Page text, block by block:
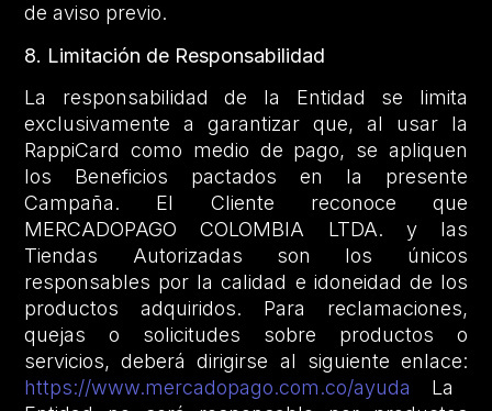
de aviso previo.
8. Limitación de Responsabilidad
La responsabilidad de la Entidad se limita
exclusivamente a garantizar que, al usar la
RappiCard como medio de pago, se apliquen
los Beneficios pactados en la presente
Campaña. El Cliente reconoce que
MERCADOPAGO COLOMBIA LTDA. y las
Tiendas Autorizadas son los únicos
responsables por la calidad e idoneidad de los
productos adquiridos. Para reclamaciones,
quejas o solicitudes sobre productos o
servicios, deberá dirigirse al siguiente enlace:
https://www.mercadopago.com.co/ayuda
La